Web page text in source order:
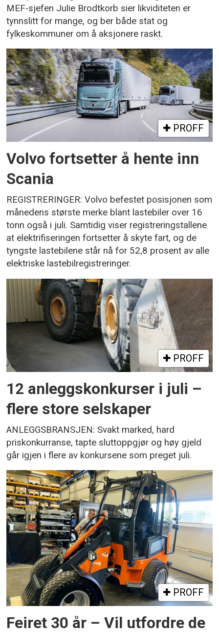
MEF-sjefen Julie Brodtkorb sier likviditeten er
tynnslitt for mange, og ber både stat og
fylkeskommuner om å aksjonere raskt.
PROFF
Volvo fortsetter å hente inn
Scania
REGISTRERINGER: Volvo befestet posisjonen som
månedens største merke blant lastebiler over 16
tonn også i juli. Samtidig viser registreringstallene
at elektrifiseringen fortsetter å skyte fart, og de
tyngste lastebilene står nå for 52,8 prosent av alle
elektriske lastebilregistreringer.
PROFF
12 anleggskonkurser i juli –
flere store selskaper
ANLEGGSBRANSJEN: Svakt marked, hard
priskonkurranse, tapte sluttoppgjør og høy gjeld
går igjen i flere av konkursene som preget juli.
PROFF
Feiret 30 år – Vil utfordre de